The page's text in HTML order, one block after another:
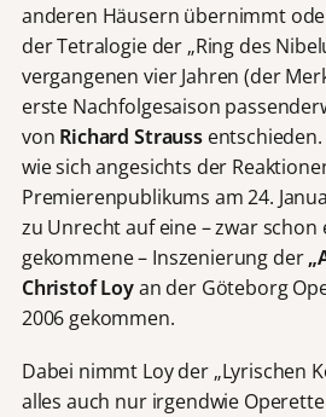
anderen Häusern übernimmt
der Tetralogie der „Ring des
vergangenen vier Jahren (der
erste Nachfolgesaison
von Richard Strauss
wie sich angesichts der
Premierenpublikums am 24.
zu Unrecht auf eine – zwar schon
gekommene – Inszenierung der
Christof Loyan der Göteborg
2006 gekommen.
Dabei nimmt Loy der „Lyrischen
alles auch nur irgendwie